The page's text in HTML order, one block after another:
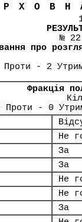
№
про
- 2
Фракція
- 0
Не
За
За
Не
Не
За